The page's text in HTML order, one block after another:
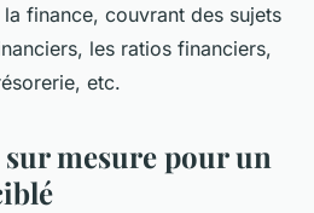
finance, couvrant des sujets
les ratios financiers,
etc.
mesure pour un